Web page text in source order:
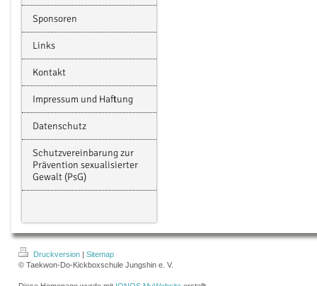
Sponsoren
Links
Kontakt
Impressum und Haftung
Datenschutz
Schutzvereinbarung zur
Prävention sexualisierter
Gewalt (PsG)
Druckversion | Sitemap
© Taekwon-Do-Kickboxschule Jungshin e. V.